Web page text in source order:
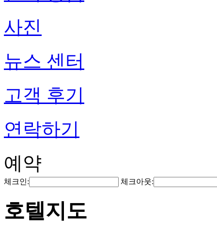
사진
뉴스 센터
고객 후기
연락하기
예약
체크인: 체크아웃:
호텔지도